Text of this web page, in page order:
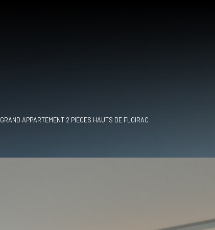
GRAND APPARTEMENT 2 PIECES HAUTS DE FLOIRAC